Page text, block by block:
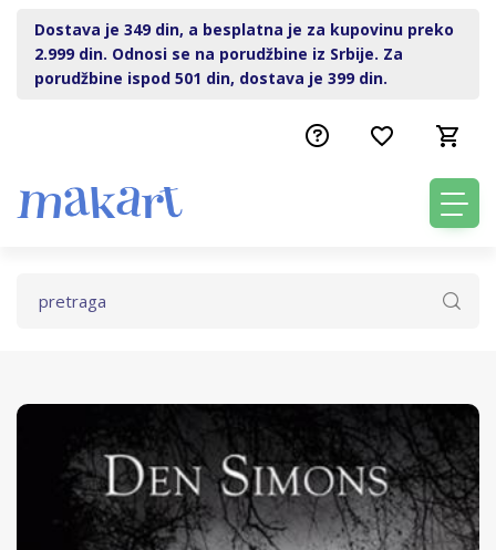
Dostava je 349 din, a besplatna je za kupovinu preko
2.999 din. Odnosi se na porudžbine iz Srbije. Za
porudžbine ispod 501 din, dostava je 399 din.